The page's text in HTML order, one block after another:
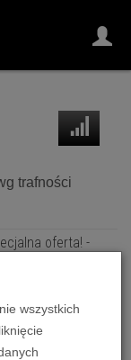
trafności
oferta! -
oferta! -
wszystkich